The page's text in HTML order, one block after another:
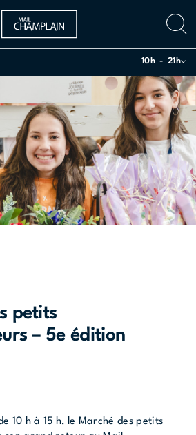
10h 21h
petits
– 5e édition
10 h à 15 h, le Marché des petits